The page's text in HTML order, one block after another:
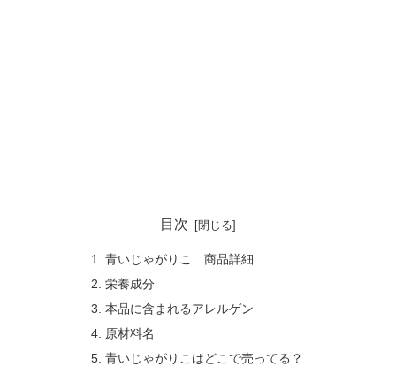
目次
青いじゃがりこ 商品詳細
栄養成分
本品に含まれるアレルゲン
原材料名
青いじゃがりこはどこで売ってる？